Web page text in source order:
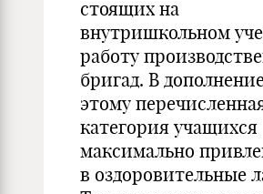
стоящих на
внутришкольном
работу
бригад. В
этому
категория учащихся
максимально
в оздоровительные